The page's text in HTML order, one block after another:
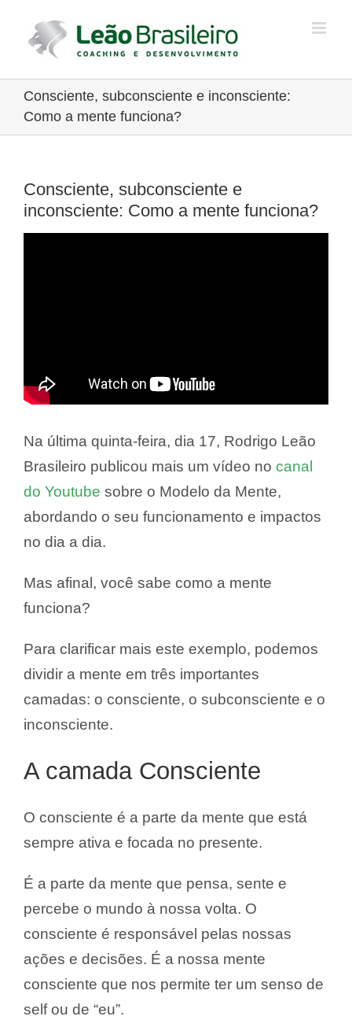
para
Consciente, subconsciente e inconsciente:
Como a mente funciona?
Consciente, subconsciente e
inconsciente: Como a mente funciona?
Na última quinta-feira, dia 17, Rodrigo Leão
Brasileiro publicou mais um vídeo no canal
do Youtube sobre o Modelo da Mente,
abordando o seu funcionamento e impactos
no dia a dia.
Mas afinal, você sabe como a mente
funciona?
Para clarificar mais este exemplo, podemos
dividir a mente em três importantes
camadas: o consciente, o subconsciente e o
inconsciente.
A camada Consciente
O consciente é a parte da mente que está
sempre ativa e focada no presente.
É a parte da mente que pensa, sente e
percebe o mundo à nossa volta. O
consciente é responsável pelas nossas
ações e decisões. É a nossa mente
consciente que nos permite ter um senso de
self ou de “eu”.